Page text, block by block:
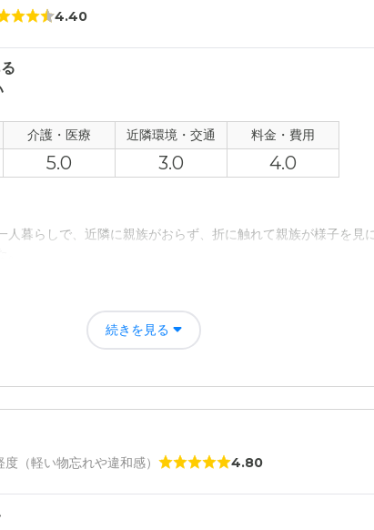
茶店があったり、室内もそれなりに清潔感があるのが伝わる。
た。対応の早さはとても早い。介護者をあまり待たせない所も凄
段に使うにはベストな場所だと思う。駐車場が、少ないと思う。
しか入れない感じの料金だと思う。入居するには老後の貯金が
4.40
介護・医療 近隣環境・交通 料金・費用
5.0 3.0 4.0
人暮らしで、近隣に親族がおらず、折に触れて親族が様子を見
タッフが24時間体制で介護・看護してくれるので、認知症がか
、また、介護・看護の体制が充実していること。
ついて
続きを見る
（軽い物忘れや違和感） 4.80